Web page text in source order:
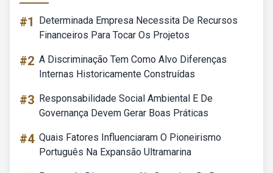
#1
Determinada Empresa Necessita De Recursos
Financeiros Para Tocar Os Projetos
#2 A Discriminação Tem Como Alvo Diferenças
Internas Historicamente Construídas
#3 Responsabilidade Social Ambiental E De
Governança Devem Gerar Boas Práticas
#4 Quais Fatores Influenciaram O Pioneirismo
Português Na Expansão Ultramarina